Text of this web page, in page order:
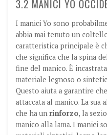
3.2 MANICI YO
I manici Yo sono
abbia mai tenuto un
caratteristica principale è
che significa che la spina
fine del manico. È
materiale legnoso o
Questo aiuta a garantire
attaccata al manico. La
che ha un rinforzo, la
manico alla lama. I manici